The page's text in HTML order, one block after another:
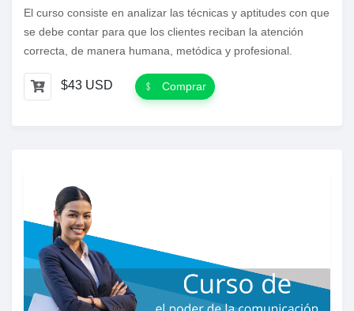
El curso consiste en analizar las técnicas y aptitudes con que
se debe contar para que los clientes reciban la atención
correcta, de manera humana, metódica y profesional.
$43 USD Comprar